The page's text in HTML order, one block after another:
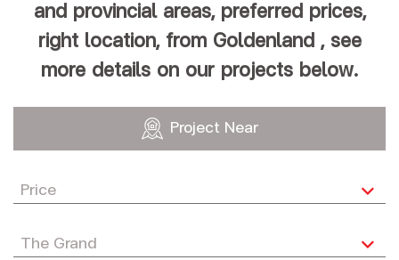
and provincial areas, preferred prices,
right location, from Goldenland , see
more details on our projects below.
Project Near